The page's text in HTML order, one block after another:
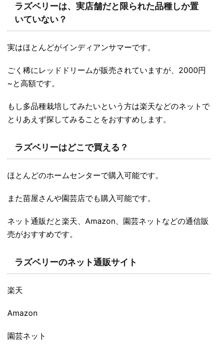
ラズベリーは、実店舗だと限られた品種しか置
いていない？
実はほとんどがインディアンサマーです。
ごく稀にレッドドリームが販売されていますが、2000円
~と高額です。
もし多品種栽培してみたいという方は楽天などのネットで
とりあえず探してみることをおすすめします。
ラズベリーはどこで買える？
ほとんどのホームセンターで購入可能です。
また苗屋さんや園芸店でも購入可能です。
ネット通販だと楽天、Amazon、園芸ネットなどの通信販
売がおすすめです。
ラズベリーのネット通販サイト
楽天
Amazon
園芸ネット